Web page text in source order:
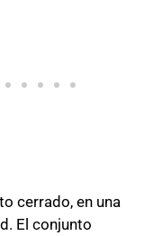
cerrado, en una
El conjunto